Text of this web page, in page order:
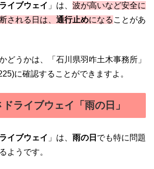
イブウェイ 」は、 波が高いなど安全に
される日は、 通行止めになる ことがあ
どうかは、「石川県羽咋土木事務所」
に確認することができますよ。
ライブウェイ「雨の日」
イブウェイ 」は、 雨の日 でも特に問題
ようです。